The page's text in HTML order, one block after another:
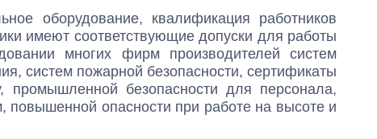
оборудование, квалификация работников
имеют соответствующие допуски для работы
многих фирм производителей систем
систем пожарной безопасности, сертификаты
промышленной безопасности для персонала,
опасности при работе на высоте и